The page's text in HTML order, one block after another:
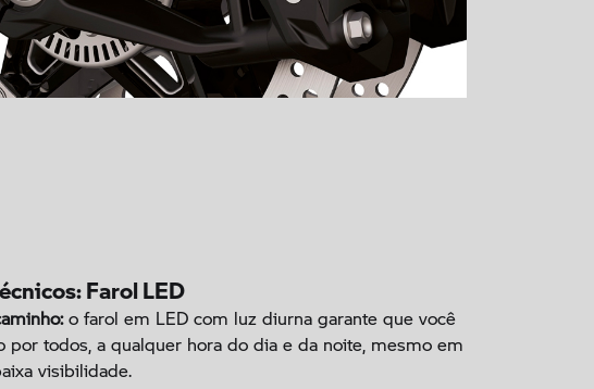
Farol LED
o farol em LED com luz diurna garante que você
por todos, a qualquer hora do dia e da noite, mesmo em
visibilidade.